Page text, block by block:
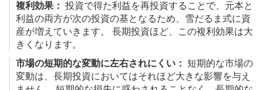
複利効果： 投資で得た利益を再投資することで、元本と
利益の両方が次の投資の基となるため、雪だるま式に資
産が増えていきます。 長期投資ほど、この複利効果は大
きくなります。
市場の短期的な変動に左右されにくい： 短期的な市場の
変動は、長期投資においてはそれほど大きな影響を与え